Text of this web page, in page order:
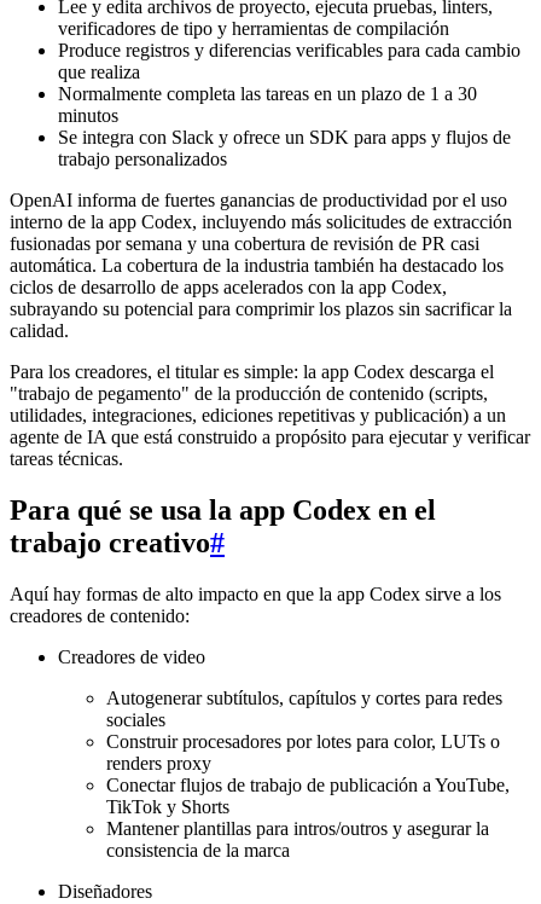
Lee y edita archivos de proyecto, ejecuta pruebas, linters,
verificadores de tipo y herramientas de compilación
Produce registros y diferencias verificables para cada cambio
que realiza
Normalmente completa las tareas en un plazo de 1 a 30
minutos
Se integra con Slack y ofrece un SDK para apps y flujos de
trabajo personalizados
OpenAI informa de fuertes ganancias de productividad por el uso
interno de la app Codex, incluyendo más solicitudes de extracción
fusionadas por semana y una cobertura de revisión de PR casi
automática. La cobertura de la industria también ha destacado los
ciclos de desarrollo de apps acelerados con la app Codex,
subrayando su potencial para comprimir los plazos sin sacrificar la
calidad.
Para los creadores, el titular es simple: la app Codex descarga el
"trabajo de pegamento" de la producción de contenido (scripts,
utilidades, integraciones, ediciones repetitivas y publicación) a un
agente de IA que está construido a propósito para ejecutar y verificar
tareas técnicas.
Para qué se usa la app Codex en el
trabajo creativo#
Aquí hay formas de alto impacto en que la app Codex sirve a los
creadores de contenido:
Creadores de video
Autogenerar subtítulos, capítulos y cortes para redes
sociales
Construir procesadores por lotes para color, LUTs o
renders proxy
Conectar flujos de trabajo de publicación a YouTube,
TikTok y Shorts
Mantener plantillas para intros/outros y asegurar la
consistencia de la marca
Diseñadores